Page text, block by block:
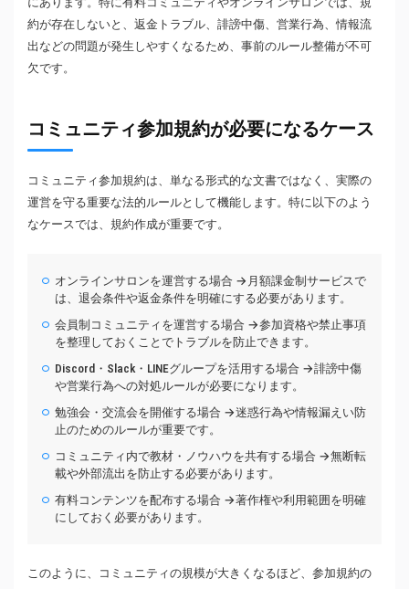
約が存在しないと、返金トラブル、誹謗中傷、営業行為、情報流
出などの問題が発生しやすくなるため、事前のルール整備が不可
欠です。
コミュニティ参加規約が必要になるケース
コミュニティ参加規約は、単なる形式的な文書ではなく、実際の
運営を守る重要な法的ルールとして機能します。特に以下のよう
なケースでは、規約作成が重要です。
オンラインサロンを運営する場合 →月額課金制サービスで
は、退会条件や返金条件を明確にする必要があります。
会員制コミュニティを運営する場合 →参加資格や禁止事項
を整理しておくことでトラブルを防止できます。
Discord・Slack・LINEグループを活用する場合 →誹謗中傷
や営業行為への対処ルールが必要になります。
勉強会・交流会を開催する場合 →迷惑行為や情報漏えい防
止のためのルールが重要です。
コミュニティ内で教材・ノウハウを共有する場合 →無断転
載や外部流出を防止する必要があります。
有料コンテンツを配布する場合 →著作権や利用範囲を明確
にしておく必要があります。
このように、コミュニティの規模が大きくなるほど、参加規約の